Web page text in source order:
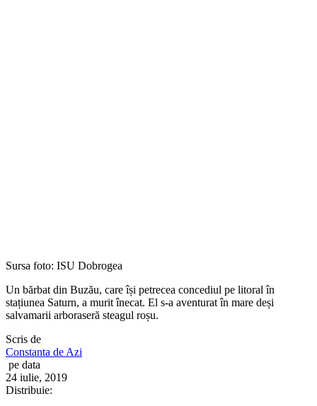
Sursa foto: ISU Dobrogea
Un bărbat din Buzău, care își petrecea concediul pe litoral în
stațiunea Saturn, a murit înecat. El s-a aventurat în mare deși
salvamarii arboraseră steagul roșu.
Scris de
Constanta de Azi
pe data
24 iulie, 2019
Distribuie: